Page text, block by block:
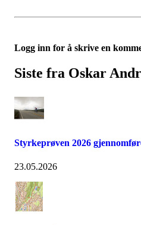
Logg inn for å skrive en
Siste fra Oskar
Styrkeprøven 2026
23.05.2026